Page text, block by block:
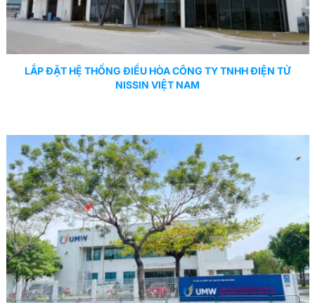
LẮP ĐẶT HỆ THỐNG ĐIỀU HÒA CÔNG TY TNHH ĐIỆN TỬ
NISSIN VIỆT NAM